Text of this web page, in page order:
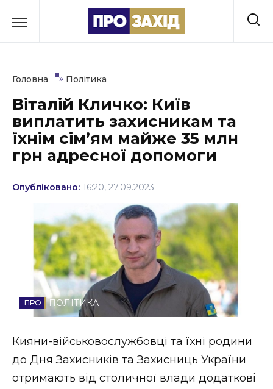
до
Культура
Освіта
Соціум
Спорт
Стиль життя
Втрачений Ужгород
Втрачений Ужгород (відеоверсія)
Головна » Політика
Віталій Кличко: Київ
виплатить захисникам та
їхнім сім’ям майже 35 млн
грн адресної допомоги
Опубліковано: 16:20, 27.09.2023
ПОЛІТИКА
Кияни-військовослужбовці та їхні родини
до Дня Захисників та Захисниць України
отримають від столичної влади додаткові